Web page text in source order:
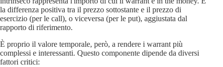
la differenza positiva tra il prezzo sottostante e il prezzo di
esercizio (per le call), o viceversa (per le put), aggiustata dal
rapporto di riferimento.
È proprio il valore temporale, però, a rendere i warrant più
complessi e interessanti. Questo componente dipende da diversi
fattori critici: